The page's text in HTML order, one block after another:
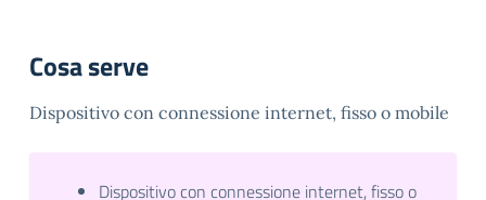
Cosa serve
Dispositivo con connessione internet, fisso o mobile
Dispositivo con connessione internet, fisso o